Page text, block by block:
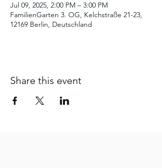
Jul 09, 2025, 2:00 PM – 3:00 PM
FamilienGarten 3. OG, Kelchstraße 21-23,
12169 Berlin, Deutschland
Share this event